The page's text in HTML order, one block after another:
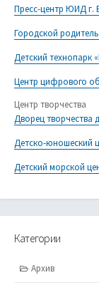
Пресс-центр ЮИД г.
Городской
Детский технопарк
Центр цифрового
Центр творчества
Дворец творчества
Детско-юношеский
Детский морской
Категории
Архив